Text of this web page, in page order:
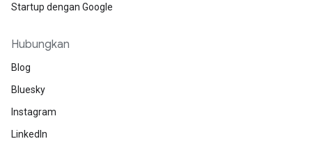
Startup dengan Google
Hubungkan
Blog
Bluesky
Instagram
LinkedIn